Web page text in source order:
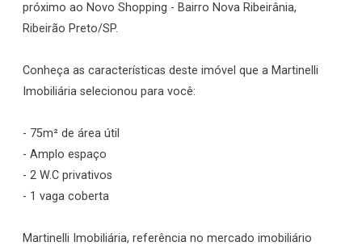
próximo ao Novo Shopping - Bairro Nova Ribeirânia,
Ribeirão Preto/SP.
Conheça as características deste imóvel que a Martinelli
Imobiliária selecionou para você:
- 75m² de área útil
- Amplo espaço
- 2 W.C privativos
- 1 vaga coberta
Martinelli Imobiliária, referência no mercado imobiliário